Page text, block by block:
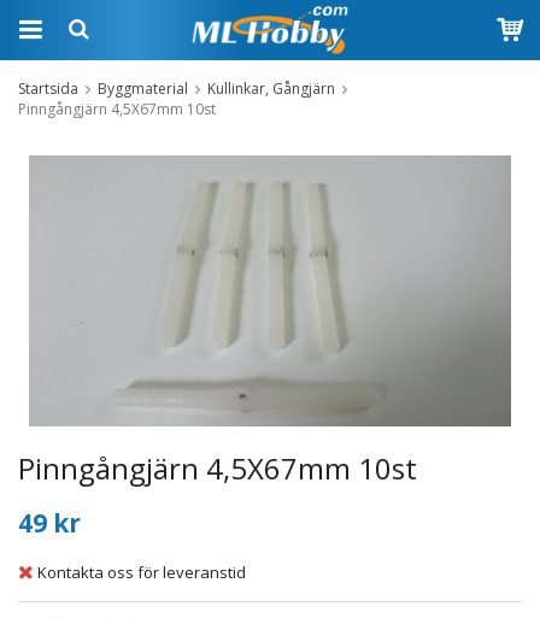
Startsida Byggmaterial
Kullinkar, Gångjärn
Pinngångjärn 4,5X67mm 10st
Pinngångjärn 4,5X67mm 10st
49 kr
Kontakta oss för leveranstid